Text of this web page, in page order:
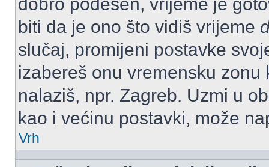
biti da je ono što vidiš vrijeme
slučaj, promijeni postavke
izabereš onu vremensku
nalaziš, npr. Zagreb. Uzmi u
kao i većinu postavki, može
Vrh